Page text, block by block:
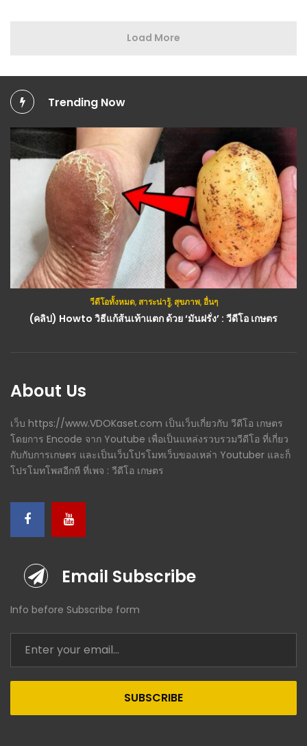
Load More
Trending Now
วีดีโอทั้งหมด, สาระน่ารู้, สุขภาพ,อื่นๆ
(คลิป) Howto วิธีแก้ส้นเท้าแตก ด้วย ‘มันฝรั่ง’ : วีดีโอ เกษตร
วีดีโอทั้งหมด,สาระน่ารู้
About Us
เว็บ https://www.VDOKaset.com เป็นเว็บเกี่ยวกับ วีดีโอ เกษตร
โดยการ Encode จาก Youtube เพื่อเป็นแหล่งรวบรวมวีดีโอ ที่เกี่ยว
กับกับการเกษตร และเป็นเว็บโปรโมทเว็บของเหล่า Youtuber และก็
โปรโมทโพสอีกที ที่เพจ : วีดีโอ เกษตร
Email Subscribe
Info before Subscribe form
SUBSCRIBE